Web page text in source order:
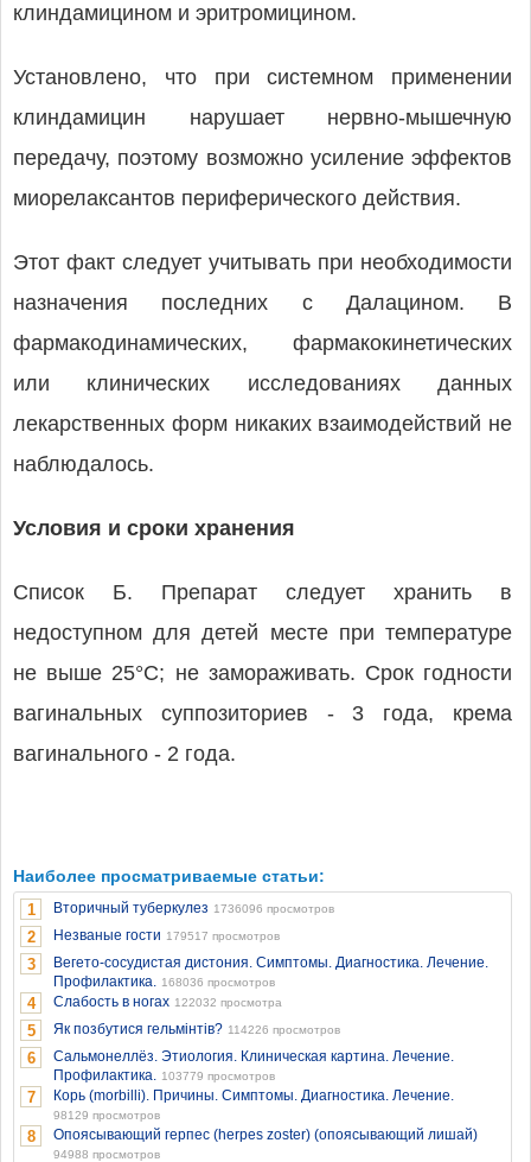
клиндамицином и эритромицином.
Установлено, что при системном применении
клиндамицин нарушает нервно-мышечную
передачу, поэтому возможно усиление эффектов
миорелаксантов периферического действия.
Этот факт следует учитывать при необходимости
назначения последних с Далацином. В
фармакодинамических, фармакокинетических
или клинических исследованиях данных
лекарственных форм никаких взаимодействий не
наблюдалось.
Условия и сроки хранения
Список Б. Препарат следует хранить в
недоступном для детей месте при температуре
не выше 25°C; не замораживать. Срок годности
вагинальных суппозиториев - 3 года, крема
вагинального - 2 года.
Наиболее просматриваемые статьи:
1 Вторичный туберкулез 1736096 просмотров
2 Незваные гости 179517 просмотров
3
Вегето-сосудистая дистония. Симптомы. Диагностика. Лечение.
Профилактика. 168036 просмотров
4 Слабость в ногах 122032 просмотра
5 Як позбутися гельмінтів? 114226 просмотров
6
Сальмонеллёз. Этиология. Клиническая картина. Лечение.
Профилактика. 103779 просмотров
7 Корь (morbilli). Причины. Симптомы. Диагностика. Лечение.
98129 просмотров
8 Опоясывающий герпес (herpes zoster) (опоясывающий лишай)
94988 просмотров